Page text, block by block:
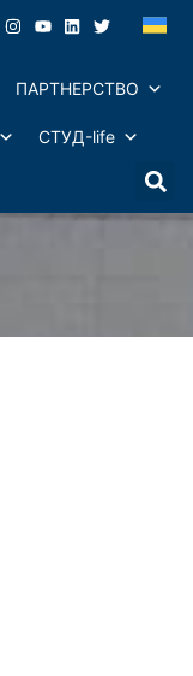
ПАРТНЕРСТВО
СТУД-life